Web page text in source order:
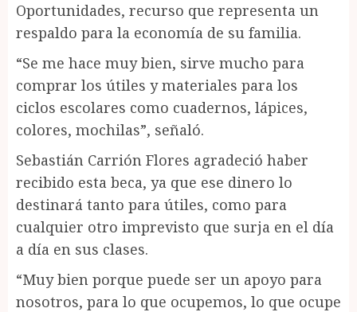
Oportunidades, recurso que representa un
respaldo para la economía de su familia.
“Se me hace muy bien, sirve mucho para
comprar los útiles y materiales para los
ciclos escolares como cuadernos, lápices,
colores, mochilas”, señaló.
Sebastián Carrión Flores agradeció haber
recibido esta beca, ya que ese dinero lo
destinará tanto para útiles, como para
cualquier otro imprevisto que surja en el día
a día en sus clases.
“Muy bien porque puede ser un apoyo para
nosotros, para lo que ocupemos, lo que ocupe